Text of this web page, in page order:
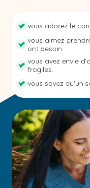
vous adorez le
vous aimez
ont besoin.
vous avez envie
fragiles.
vous savez qu'un